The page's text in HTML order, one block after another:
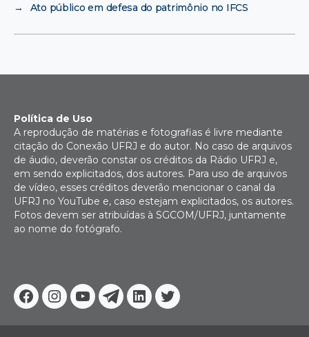
→
Ato público em defesa do patrimônio no IFCS
Facebook
Instagram
YoutubeTelegram
Linkedin
Twitter
Política de Uso
A reprodução de matérias e fotografias é livre mediante
citação do Conexão UFRJ e do autor. No caso de arquivos
de áudio, deverão constar os créditos da Rádio UFRJ e,
em sendo explicitados, dos autores. Para uso de arquivos
de vídeo, esses créditos deverão mencionar o canal da
UFRJ no YouTube e, caso estejam explicitados, os autores.
Fotos devem ser atribuídas à SGCOM/UFRJ, juntamente
ao nome do fotógrafo.